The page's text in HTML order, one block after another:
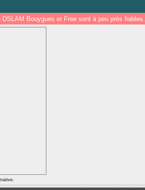
Bouygues et Free sont à peu près fiables.